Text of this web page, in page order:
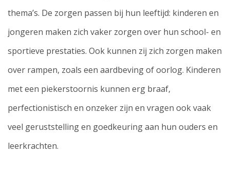
thema’s. De zorgen passen bij hun leeftijd: kinderen en
jongeren maken zich vaker zorgen over hun school- en
sportieve prestaties. Ook kunnen zij zich zorgen maken
over rampen, zoals een aardbeving of oorlog. Kinderen
met een piekerstoornis kunnen erg braaf,
perfectionistisch en onzeker zijn en vragen ook vaak
veel geruststelling en goedkeuring aan hun ouders en
leerkrachten.